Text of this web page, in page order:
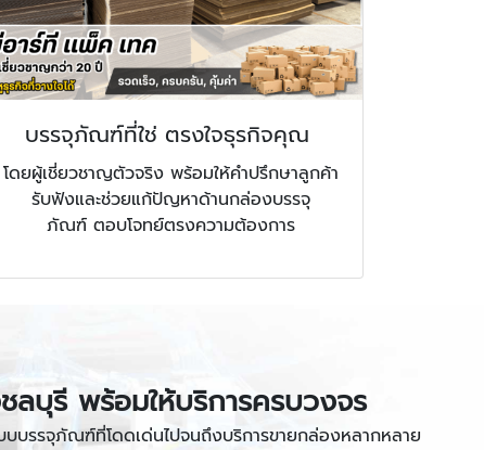
บรรจุภัณฑ์ที่ใช่ ตรงใจธุรกิจคุณ
โดยผู้เชี่ยวชาญตัวจริง พร้อมให้คำปรึกษาลูกค้า
รับฟังและช่วยแก้ปัญหาด้านกล่องบรรจุ
ภัณฑ์ ตอบโจทย์ตรงความต้องการ
ลบุรี พร้อมให้บริการครบวงจร
รรจุภัณฑ์ที่โดดเด่นไปจนถึงบริการขายกล่องหลากหลาย